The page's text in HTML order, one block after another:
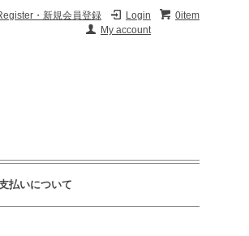
0item
Login
・新規会員登録
My account
払いについて